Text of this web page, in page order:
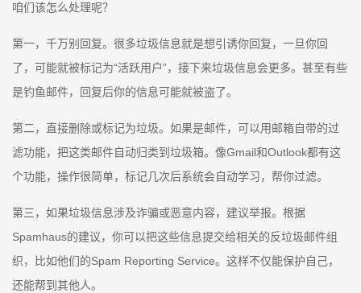
咱们该怎么处理呢？
第一，千万别回复。很多垃圾信息就是想引诱你回复，一旦你回
了，可能就被标记为“活跃用户”，接下来垃圾信息会更多。甚至有些
是钓鱼邮件，回复后你的信息可能就被盗了。
第二，直接删除或标记为垃圾。如果是邮件，可以用邮箱自带的过
滤功能，把这类邮件自动归类到垃圾箱。像Gmail和Outlook都有这
个功能，操作很简单，标记几次后系统会自动学习，帮你过滤。
第三，如果垃圾信息涉及诈骗或恶意内容，建议举报。根据
Spamhaus的建议，你可以把这些信息提交给相关的反垃圾邮件组
织，比如他们的Spam Reporting Service。这样不仅能保护自己，
还能帮到其他人。